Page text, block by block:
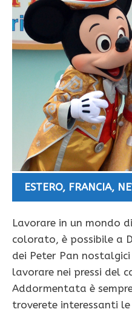
ESTERO, FRANCIA,
Lavorare in un mondo
colorato, è possibile a
dei Peter Pan
lavorare nei pressi del
Addormentata è
troverete interessanti